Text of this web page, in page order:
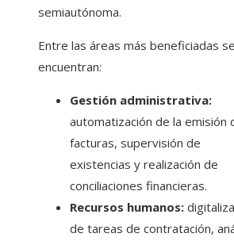
semiautónoma.
Entre las áreas más beneficiadas se
encuentran:
Gestión administrativa:
automatización de la emisión
facturas, supervisión de
existencias y realización de
conciliaciones financieras.
Recursos humanos:
de tareas de contratación,